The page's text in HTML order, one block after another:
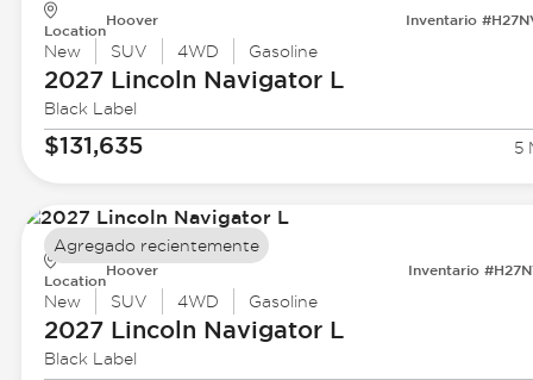
Location
Hoover Inventario
New SUV 4WD Gasoline
2027 Lincoln Navigator L
Black Label
$131,635 5
Location
Hoover Inventario
New SUV 4WD Gasoline
2027 Lincoln Navigator L
Black Label
Agregado recientemente